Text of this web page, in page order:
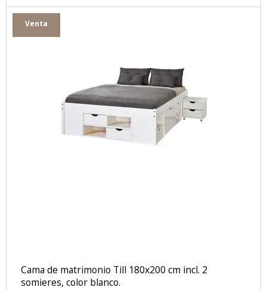
Venta
Cama de matrimonio Till 180x200 cm incl. 2
somieres, color blanco.